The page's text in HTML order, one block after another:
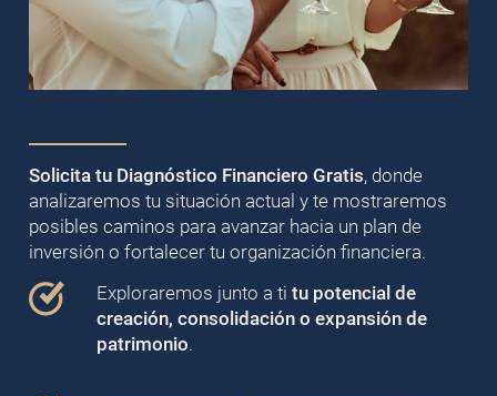
Solicita tu Diagnóstico Financiero Gratis, donde
analizaremos tu situación actual y te mostraremos
posibles caminos para avanzar hacia un plan de
inversión o fortalecer tu organización financiera.
Exploraremos junto a ti tu potencial de
creación, consolidación o expansión de
patrimonio.